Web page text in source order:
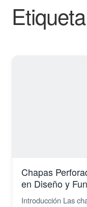
Chapas Seguridad
Cilindros y Rejillas
Chapas
en Diseño y
Introducción Las